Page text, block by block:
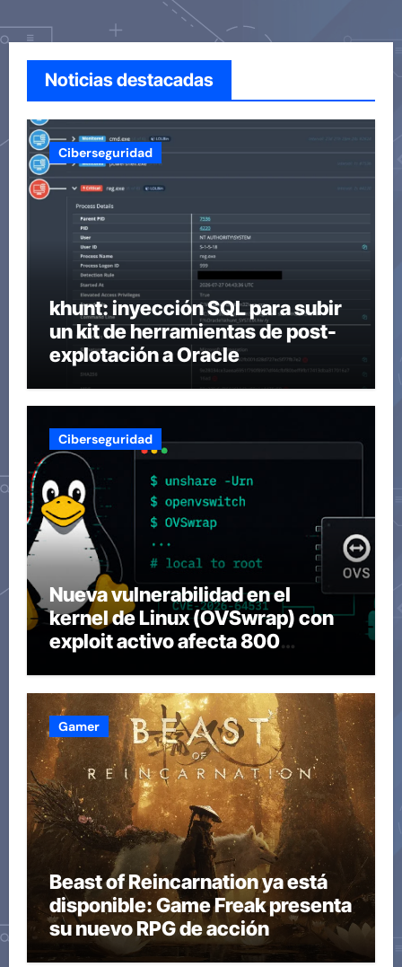
Noticias destacadas
Ciberseguridad
khunt: inyección SQL para subir
un kit de herramientas de post-
explotación a Oracle
Ciberseguridad
Nueva vulnerabilidad en el
kernel de Linux (OVSwrap) con
exploit activo afecta 800
Gamer
Beast of Reincarnation ya está
disponible: Game Freak presenta
su nuevo RPG de acción